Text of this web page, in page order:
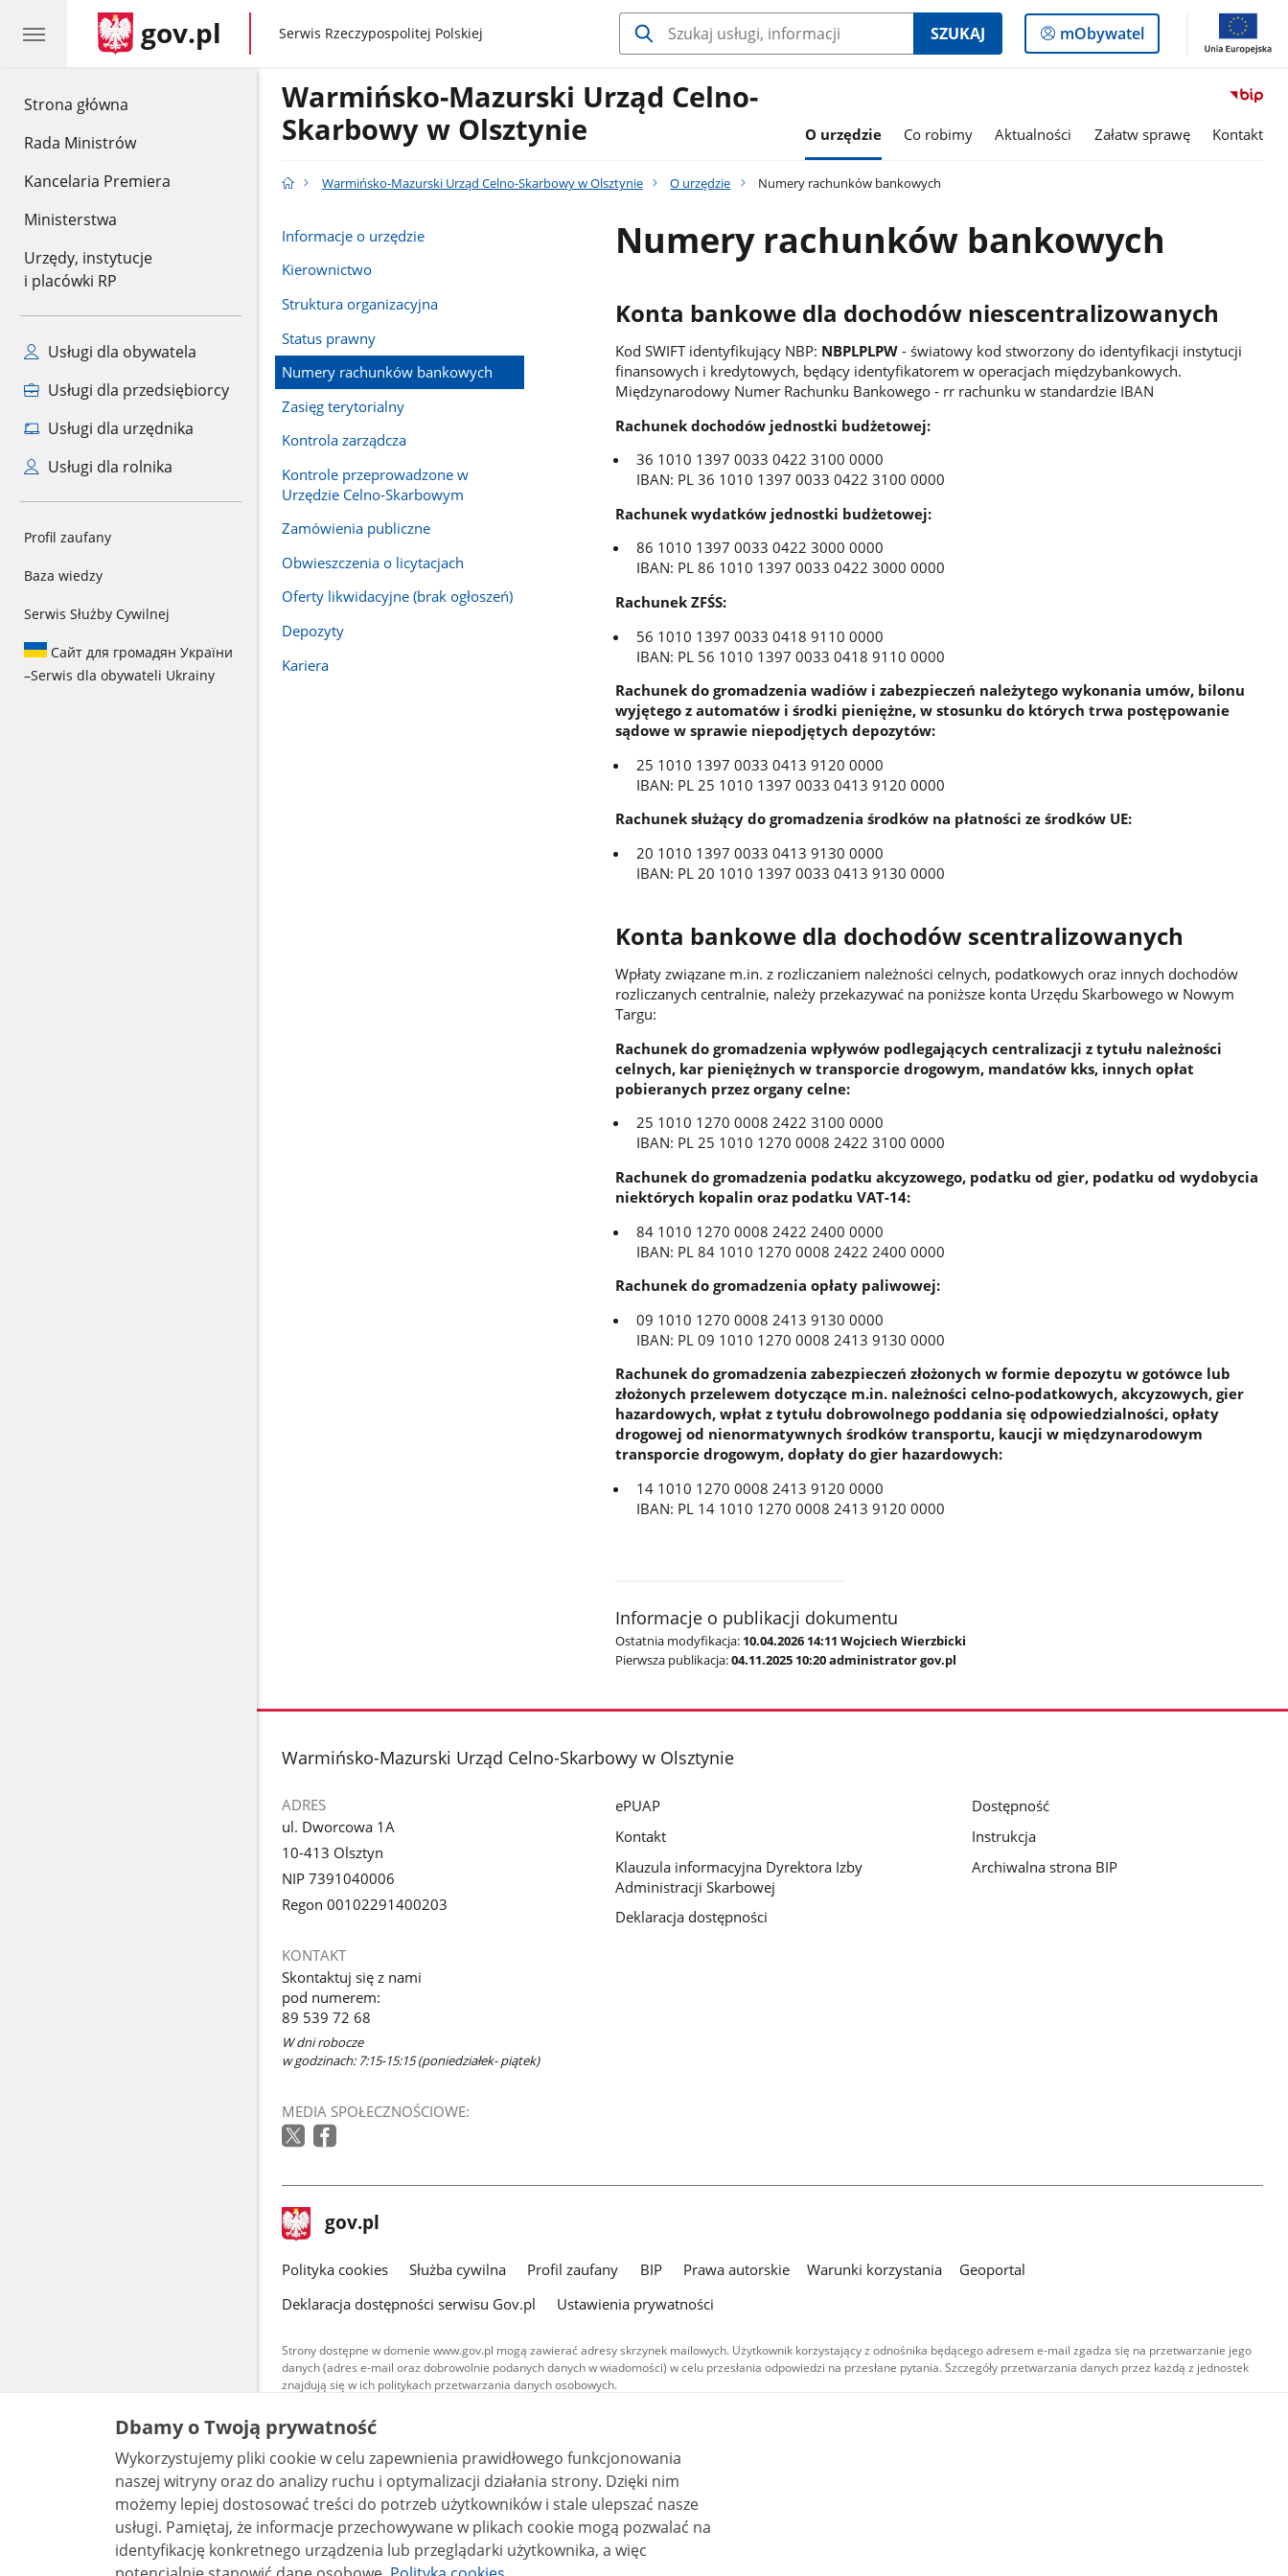
Strona główna
Rada Ministrów
Kancelaria Premiera
Ministerstwa
Urzędy, instytucje
i placówki RP
Usługi dla obywatela
Usługi dla przedsiębiorcy
Usługi dla urzędnika
Usługi dla rolnika
Profil zaufany
Baza wiedzy
Serwis Służby Cywilnej
Сайт для громадян України
–Serwis dla obywateli Ukrainy
gov.pl gov.pl
Serwis Rzeczypospolitej Polskiej SZUKAJ
Logowanie
do
mObywatel
Warmińsko-Mazurski Urząd Celno-
Skarbowy w Olsztynie
O urzędzie Co robimy Aktualności Załatw sprawę Kontakt
Warmińsko-Mazurski Urząd Celno-Skarbowy w Olsztynie O urzędzie Numery rachunków bankowych
Informacje o urzędzie
Kierownictwo
Struktura organizacyjna
Status prawny
Numery rachunków bankowych
Zasięg terytorialny
Kontrola zarządcza
Kontrole przeprowadzone w
Urzędzie Celno-Skarbowym
Zamówienia publiczne
Obwieszczenia o licytacjach
Oferty likwidacyjne (brak ogłoszeń)
Depozyty
Kariera
Numery rachunków bankowych
Konta bankowe dla dochodów niescentralizowanych
Kod SWIFT identyfikujący NBP: NBPLPLPW - światowy kod stworzony do identyfikacji instytucji
finansowych i kredytowych, będący identyfikatorem w operacjach międzybankowych.
Międzynarodowy Numer Rachunku Bankowego - rr rachunku w standardzie IBAN
Rachunek dochodów jednostki budżetowej:
36 1010 1397 0033 0422 3100 0000
IBAN: PL 36 1010 1397 0033 0422 3100 0000
Rachunek wydatków jednostki budżetowej:
86 1010 1397 0033 0422 3000 0000
IBAN: PL 86 1010 1397 0033 0422 3000 0000
Rachunek ZFŚS:
56 1010 1397 0033 0418 9110 0000
IBAN: PL 56 1010 1397 0033 0418 9110 0000
Rachunek do gromadzenia wadiów i zabezpieczeń należytego wykonania umów, bilonu
wyjętego z automatów i środki pieniężne, w stosunku do których trwa postępowanie
sądowe w sprawie niepodjętych depozytów:
25 1010 1397 0033 0413 9120 0000
IBAN: PL 25 1010 1397 0033 0413 9120 0000
Rachunek służący do gromadzenia środków na płatności ze środków UE:
20 1010 1397 0033 0413 9130 0000
IBAN: PL 20 1010 1397 0033 0413 9130 0000
Konta bankowe dla dochodów scentralizowanych
Wpłaty związane m.in. z rozliczaniem należności celnych, podatkowych oraz innych dochodów
rozliczanych centralnie, należy przekazywać na poniższe konta Urzędu Skarbowego w Nowym
Targu:
Rachunek do gromadzenia wpływów podlegających centralizacji z tytułu należności
celnych, kar pieniężnych w transporcie drogowym, mandatów kks, innych opłat
pobieranych przez organy celne:
25 1010 1270 0008 2422 3100 0000
IBAN: PL 25 1010 1270 0008 2422 3100 0000
Rachunek do gromadzenia podatku akcyzowego, podatku od gier, podatku od wydobycia
niektórych kopalin oraz podatku VAT-14:
84 1010 1270 0008 2422 2400 0000
IBAN: PL 84 1010 1270 0008 2422 2400 0000
Rachunek do gromadzenia opłaty paliwowej:
09 1010 1270 0008 2413 9130 0000
IBAN: PL 09 1010 1270 0008 2413 9130 0000
Rachunek do gromadzenia zabezpieczeń złożonych w formie depozytu w gotówce lub
złożonych przelewem dotyczące m.in. należności celno-podatkowych, akcyzowych, gier
hazardowych, wpłat z tytułu dobrowolnego poddania się odpowiedzialności, opłaty
drogowej od nienormatywnych środków transportu, kaucji w międzynarodowym
transporcie drogowym, dopłaty do gier hazardowych:
14 1010 1270 0008 2413 9120 0000
IBAN: PL 14 1010 1270 0008 2413 9120 0000
Informacje o publikacji dokumentu
Ostatnia modyfikacja: 10.04.2026 14:11 Wojciech Wierzbicki
Pierwsza publikacja:04.11.2025 10:20 administrator gov.pl
stopka
Warmińsko-Mazurski Urząd Celno-Skarbowy w Olsztynie
ADRES
ul. Dworcowa 1A
10-413 Olsztyn
NIP 7391040006
Regon 00102291400203
KONTAKT
Skontaktuj się z nami
pod numerem:
89 539 72 68
W dni robocze
w godzinach: 7:15-15:15 (poniedziałek- piątek)
MEDIA SPOŁECZNOŚCIOWE:
ePUAP
Kontakt
Klauzula informacyjna Dyrektora Izby
Administracji Skarbowej
Deklaracja dostępności
Dostępność
Instrukcja
Archiwalna strona BIP
stopka
gov.pl Strona
gov.pl
gov.pl
Polityka cookies Służba cywilna Profil zaufany BIP Prawa autorskie Warunki korzystania
Geoportal
Deklaracja dostępności serwisu Gov.pl
Ustawienia prywatności
Strony dostępne w domenie www.gov.pl mogą zawierać adresy skrzynek mailowych. Użytkownik korzystający z odnośnika będącego adresem e-mail zgadza się na przetwarzanie jego
danych (adres e-mail oraz dobrowolnie podanych danych w wiadomości) w celu przesłania odpowiedzi na przesłane pytania. Szczegóły przetwarzania danych przez każdą z jednostek
znajdują się w ich politykach przetwarzania danych osobowych.
Treści tekstowe publikowane w serwisie (z wyłączeniem treści audiowizualnych), są
udostępniane na licencji typu Creative Commons: uznanie autorstwa - na tych samych
warunkach 4.0 (CC BY-SA 4.0). Materiały audiowizualne, w tym zdjęcia, materiały audio i wideo,
są udostępniane na licencji typu Creative Commons: uznanie autorstwa użycie niekomercyjne -
bez utworów zależnych 4.0 (CC BY-NC-ND 4.0), o ile nie jest to stwierdzone inaczej.
Dbamy o Twoją prywatność
Wykorzystujemy pliki cookie w celu zapewnienia prawidłowego funkcjonowania
naszej witryny oraz do analizy ruchu i optymalizacji działania strony. Dzięki nim
możemy lepiej dostosować treści do potrzeb użytkowników i stale ulepszać nasze
usługi. Pamiętaj, że informacje przechowywane w plikach cookie mogą pozwalać na
identyfikację konkretnego urządzenia lub przeglądarki użytkownika, a więc